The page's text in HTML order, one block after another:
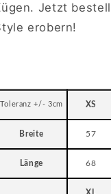
Jetzt
erobern!
Toleranz +/- 3cm XS
Breite 57
Länge 68